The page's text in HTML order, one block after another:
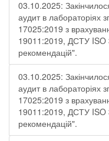
03.10.2025:
аудит в лабораторіях
17025:2019 з
19011:2019, ДСТУ ISO
рекомендацій".
03.10.2025:
аудит в лабораторіях
17025:2019 з
19011:2019, ДСТУ ISO
рекомендацій".